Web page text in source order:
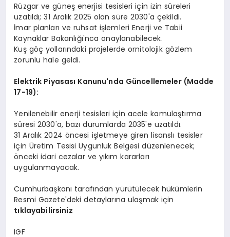
Rüzgar ve güneş enerjisi tesisleri için izin süreleri
uzatıldı; 31 Aralık 2025 olan süre 2030'a çekildi.
İmar planları ve ruhsat işlemleri Enerji ve Tabii
Kaynaklar Bakanlığı'nca onaylanabilecek.
Kuş göç yollarındaki projelerde ornitolojik gözlem
zorunlu hale geldi.
Elektrik Piyasası Kanunu'nda Güncellemeler (Madde
17-19):
Yenilenebilir enerji tesisleri için acele kamulaştırma
süresi 2030'a, bazı durumlarda 2035'e uzatıldı.
31 Aralık 2024 öncesi işletmeye giren lisanslı tesisler
için Üretim Tesisi Uygunluk Belgesi düzenlenecek;
önceki idari cezalar ve yıkım kararları
uygulanmayacak.
Cumhurbaşkanı tarafından yürütülecek hükümlerin
Resmi Gazete'deki detaylarına ulaşmak için
tıklayabilirsiniz
IGF